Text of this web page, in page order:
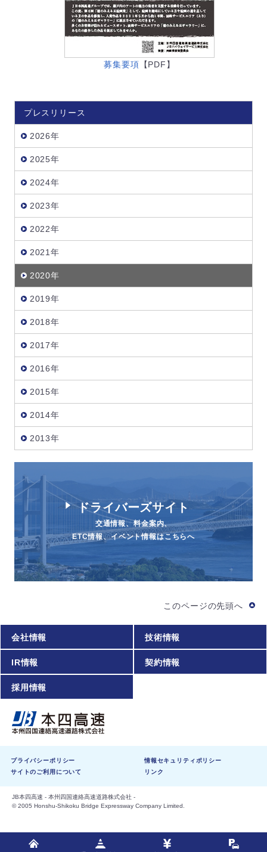
募集要項 【PDF】
プレスリリース
2026年
2025年
2024年
2023年
2022年
2021年
2020年
2019年
2018年
2017年
2016年
2015年
2014年
2013年
ドライバーズサイト
交通情報、料金案内、
ETC情報、イベント情報はこちらへ
このページの先頭へ
会社情報 技術情報
IR情報 契約情報
採用情報
プライバシーポリシー
情報セキュリティポリシー
サイトのご利用について
リンク
JB本四高速 - 本州四国連絡高速道路株式会社 -
© 2005 Honshu-Shikoku Bridge Expressway Company Limited.